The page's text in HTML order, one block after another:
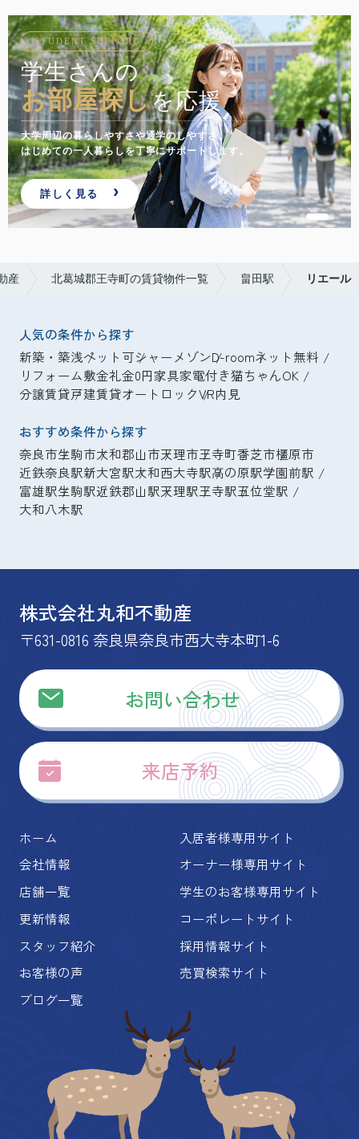
STUDENT SUPPORT
学生さんの
お部屋探しを応援
大学周辺の暮らしやすさや通学のしやすさ。
はじめての一人暮らしを丁寧にサポートします。
詳しく見る
産 北葛城郡王寺町の賃貸物件一覧 畠田駅 リエール
人気の条件から探す
新築・築浅ペット可シャーメゾンD-roomネット無料
リフォーム敷金礼金0円家具家電付き猫ちゃんOK
分譲賃貸戸建賃貸オートロックVR内見
おすすめ条件から探す
奈良市生駒市大和郡山市天理市王寺町香芝市橿原市
近鉄奈良駅新大宮駅大和西大寺駅高の原駅学園前駅
富雄駅生駒駅近鉄郡山駅天理駅王寺駅五位堂駅
大和八木駅
株式会社丸和不動産
〒631-0816 奈良県奈良市西大寺本町1-6
お問い合わせ
来店予約
ホーム
会社情報
店舗一覧
更新情報
スタッフ紹介
お客様の声
ブログ一覧
入居者様専用サイト
オーナー様専用サイト
学生のお客様専用サイト
コーポレートサイト
採用情報サイト
売買検索サイト